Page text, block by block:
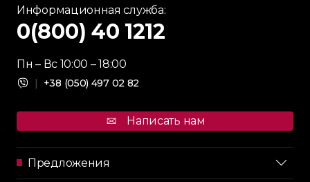
Информационная служба:
0(800) 40 1212
Пн – Вс 10:00 – 18:00
| +38 (050) 497 02 82
Написать нам
Предложения